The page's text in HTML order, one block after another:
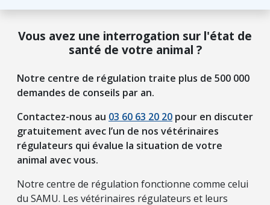
Vous avez une interrogation sur l'état de
santé de votre animal ?
Notre centre de régulation traite plus de 500 000
demandes de conseils par an.
Contactez-nous au 03 60 63 20 20 pour en discuter
gratuitement avec l’un de nos vétérinaires
régulateurs qui évalue la situation de votre
animal avec vous.
Notre centre de régulation fonctionne comme celui
du SAMU. Les vétérinaires régulateurs et leurs